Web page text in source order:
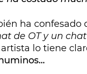
ha confesado
de OT y un
lo tiene